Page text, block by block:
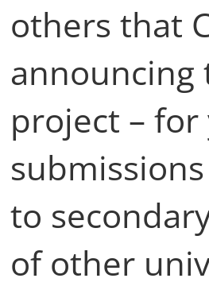
others that
project –
to
of other